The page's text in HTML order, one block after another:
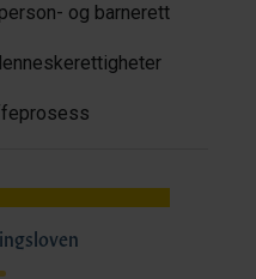
og barnerett